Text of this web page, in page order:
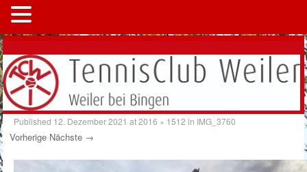
Published 12. Dezember 2021 at2016 × 1512 in IMG_3760
Vorherige Nächste →